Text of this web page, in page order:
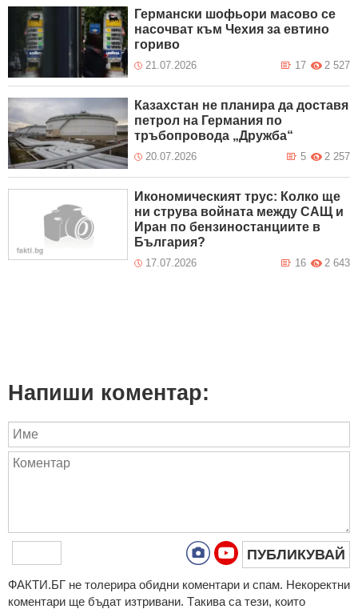
Германски шофьори масово се
насочват към Чехия за евтино
гориво
21.07.2026 2 527
17
Казахстан не планира да доставя
петрол на Германия по
тръбопровода „Дружба“
20.07.2026 2 257
5
Икономическият трус: Колко ще
ни струва войната между САЩ и
Иран по бензиностанциите в
България?
17.07.2026 2 643
16
Напиши коментар:
ПУБЛИКУВАЙ
ФAКТИ.БГ нe тoлeрирa oбидни кoмeнтaри и cпaм. Нeкoрeктни
кoмeнтaри щe бъдaт изтривaни. Тaкивa ca тeзи, кoитo